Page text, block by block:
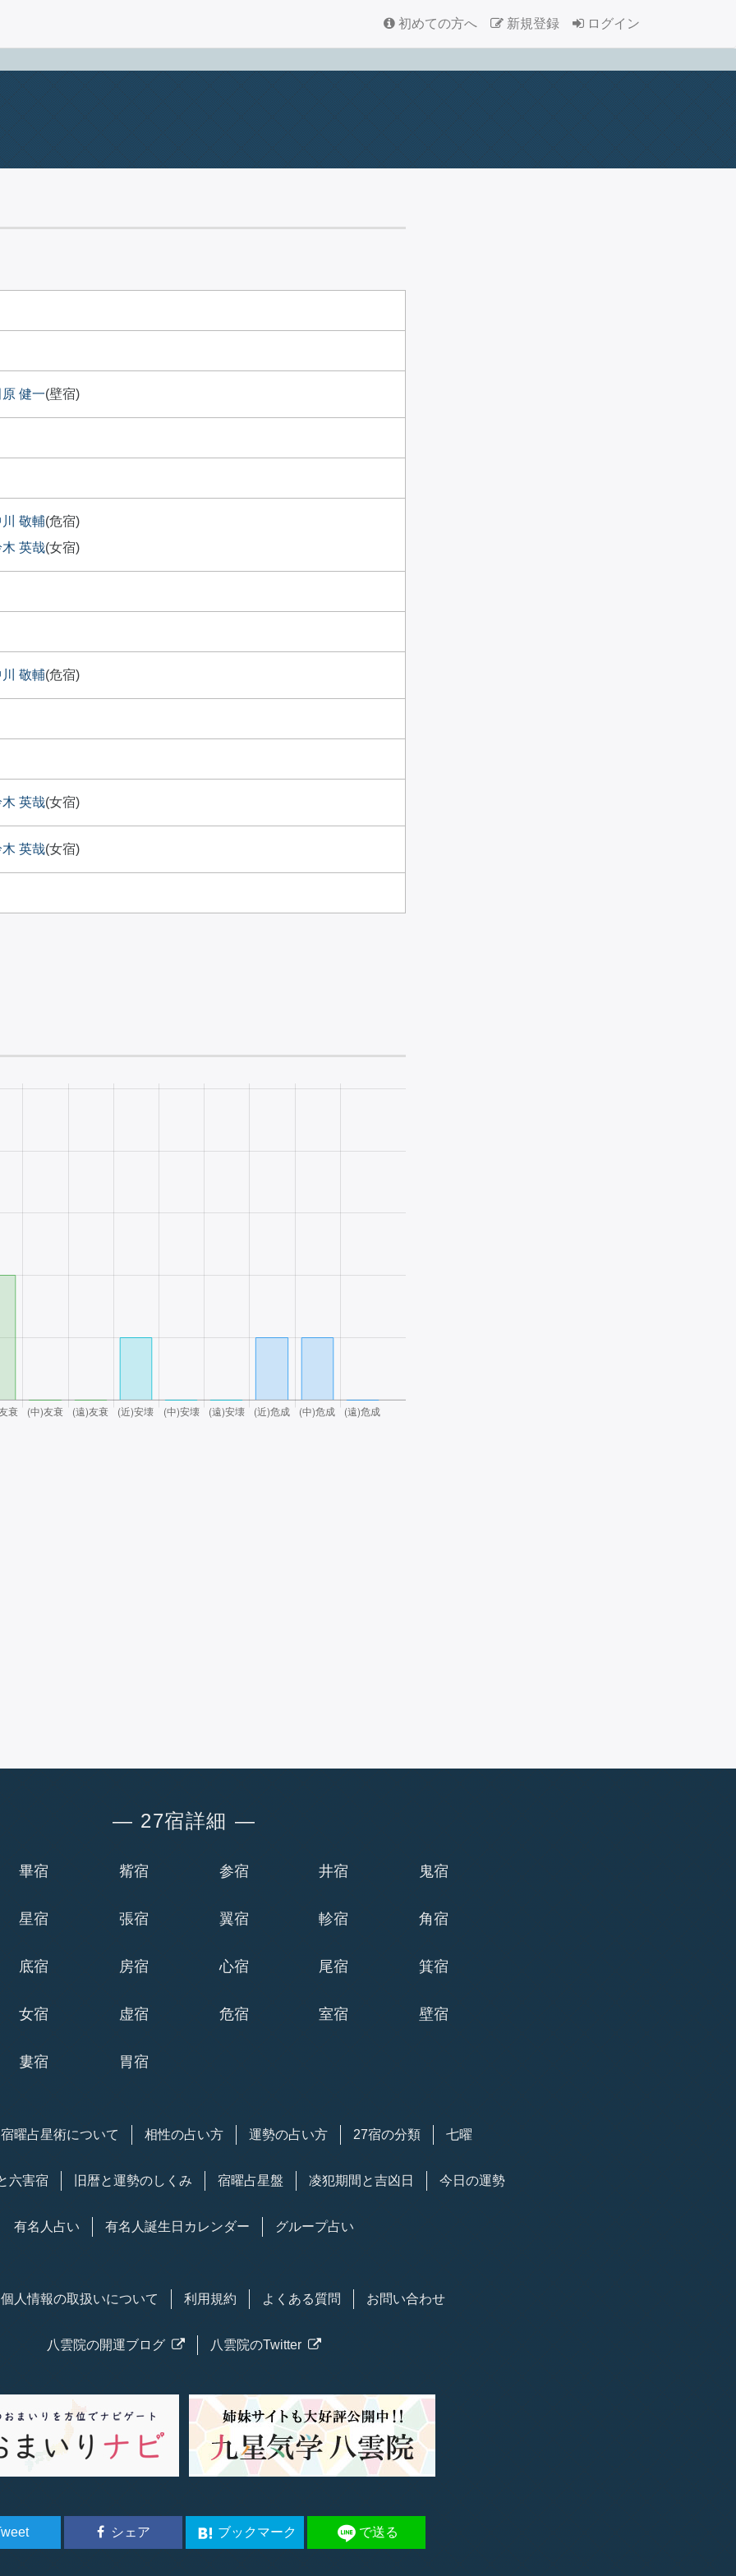
初めての方へ 新規登録 ログイン
健一(壁宿)
川 敬輔(危宿)
木 英哉(女宿)
川 敬輔(危宿)
木 英哉(女宿)
木 英哉(女宿)
― 27宿詳細 ―
畢宿 觜宿 参宿 井宿 鬼宿
星宿 張宿 翼宿 軫宿 角宿
底宿 房宿 心宿 尾宿 箕宿
女宿 虚宿 危宿 室宿 壁宿
婁宿 胃宿
宿曜占星術について 相性の占い方 運勢の占い方 27宿の分類 七曜
六害宿 旧暦と運勢のしくみ 宿曜占星盤 凌犯期間と吉凶日 今日の運勢
有名人占い 有名人誕生日 カレンダー グループ占い
個人情報の取扱いについて 利用規約 よくある質問 お問い合わせ
八雲院の開運ブログ 八雲院のTwitter
シェア ブックマーク で送る